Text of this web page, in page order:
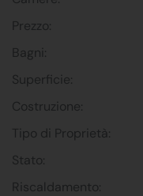
Prezzo:
Bagni:
Superficie:
Costruzione:
Tipo di Proprietà:
Stato:
Riscaldamento: